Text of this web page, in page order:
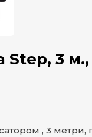
Step, 3
, 3 метри,